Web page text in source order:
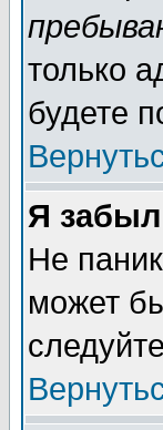
только
будете
Я
Не
может